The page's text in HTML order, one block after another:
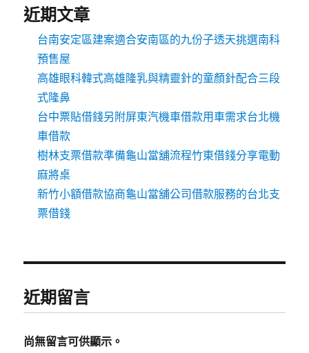
近期文章
台南安定區建案適合安南區的九份子透天挑選南科
預售屋
高雄眼科韓式高雄隆乳與精靈針的童顏針配合三段
式隆鼻
台中票貼借錢另附屏東汽機車借款用車需求台北機
車借款
樹林支票借款準備龜山當舖流程竹東借錢分享電動
麻將桌
新竹小額借款協商龜山當舖公司借款服務的台北支
票借錢
近期留言
尚無留言可供顯示。